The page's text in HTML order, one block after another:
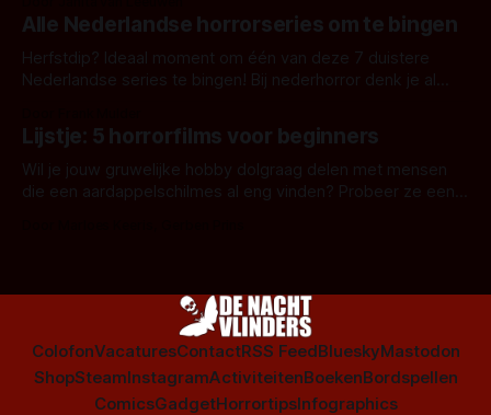
Alle Nederlandse horrorseries om te bingen
Herfstdip? Ideaal moment om één van deze 7 duistere
Nederlandse series te bingen! Bij nederhorror denk je al
Amsterdamned of The Johnsons. Maar Nederlandse horror
is niet beperkt tot films. Hier een aantal Nederlandse tv-
series uit het duistere of horrorgenre. Als
Lijstje: 5 horrorfilms voor beginners
Wil je jouw gruwelijke hobby dolgraag delen met mensen
die een aardappelschilmes al eng vinden? Probeer ze eens
ColofonVacaturesContactRSS FeedBlueskyMastodon
ShopSteamInstagramActiviteitenBoekenBordspellen
ComicsGadgetHorrortipsInfographics